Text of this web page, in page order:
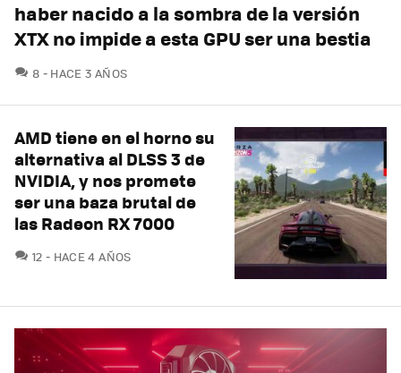
haber nacido a la sombra de la versión
XTX no impide a esta GPU ser una bestia
8 COMENTARIOS
HACE 3 AÑOS
AMD tiene en el horno su
alternativa al DLSS 3 de
NVIDIA, y nos promete
ser una baza brutal de
las Radeon RX 7000
12 COMENTARIOS
HACE 4 AÑOS